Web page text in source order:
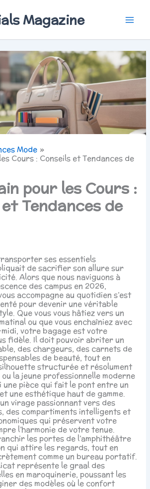
Magazine
Mode
Cours : Conseils et Tendances de
pour les Cours :
Tendances de
ses essentiels
de sacrifier son allure sur
Alors que nous naviguons à
des campus en 2026,
accompagne au quotidien s’est
pour devenir une véritable
Que vous vous hâtiez vers un
ou que vous enchaîniez avec
midi, votre bagage est votre
fidèle. Il doit pouvoir abriter un
des chargeurs, des carnets de
de beauté, tout en
structurée et résolument
la jeune professionnelle moderne
une pièce qui fait le pont entre un
une esthétique haut de gamme.
virage passionnant vers des
des compartiments intelligents et
qui préservent votre
l’harmonie de votre tenue.
les portes de l’amphithéâtre
qui attire les regards, tout en
comme un bureau portatif.
représente le graal des
en maroquinerie, poussant les
des modèles où le confort